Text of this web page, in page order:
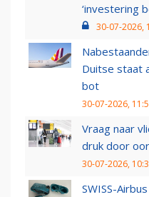
‘investering
30-07-2026,
Duitse staat
bot
30-07-2026,
Vraag naar
druk door
30-07-2026,
SWISS-